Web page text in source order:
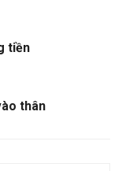
tiền
thân